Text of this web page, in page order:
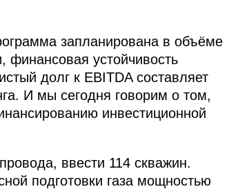
запланирована в объёме
устойчивость
долг к EBITDA составляет
И мы сегодня говорим о том,
инвестиционной
ввести 114 скважин.
подготовки газа мощностью